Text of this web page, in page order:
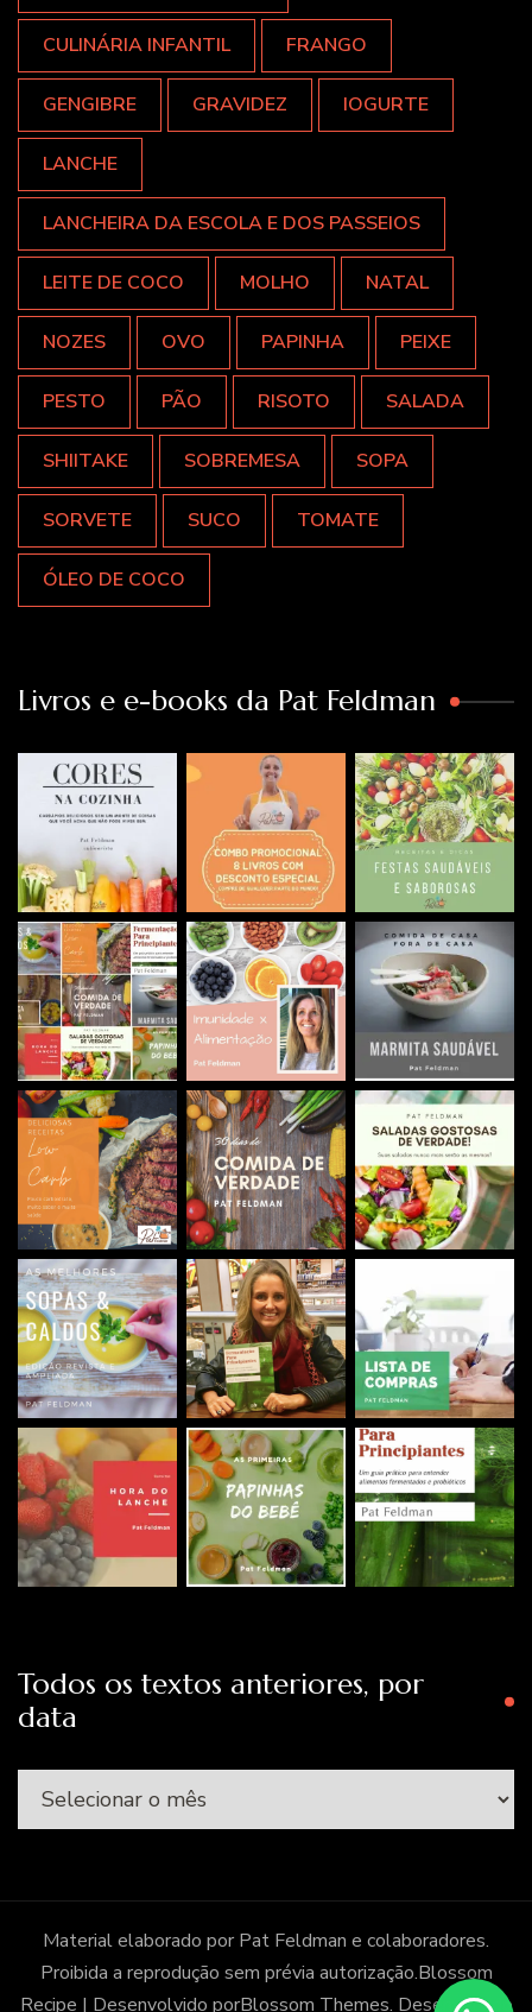
CULINÁRIA INFANTIL FRANGO
GENGIBRE GRAVIDEZ IOGURTE
LANCHE
LANCHEIRA DA ESCOLA E DOS PASSEIOS
LEITE DE COCO MOLHO NATAL
NOZES OVO PAPINHA PEIXE
PESTO PÃO RISOTO SALADA
SHIITAKE SOBREMESA SOPA
SORVETE SUCO TOMATE
ÓLEO DE COCO
Livros e e-books da Pat Feldman
Todos os textos anteriores, por
data
Todos
os
anteriores,
por
data
Material elaborado por Pat Feldman e colaboradores.
Proibida a reprodução sem prévia autorização.Blossom
Recipe | Desenvolvido porBlossom Themes. Desenvolvido